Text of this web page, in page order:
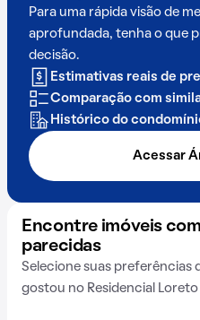
Para uma rápida visão de
aprofundada, tenha o que
decisão.
Estimativas reais de
Comparação com
Histórico do
Acessar
Encontre imóveis
parecidas
Selecione suas preferências
gostou no Residencial Loreto